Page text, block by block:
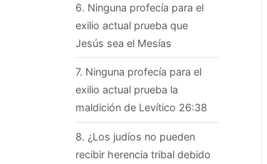
6. Ninguna profecía para el
exilio actual prueba que
Jesús sea el Mesías
7. Ninguna profecía para el
exilio actual prueba la
maldición de Levítico 26:38
8. ¿Los judíos no pueden
recibir herencia tribal debido